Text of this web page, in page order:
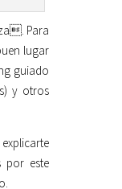
Para
lugar
guiado
y otros
por este